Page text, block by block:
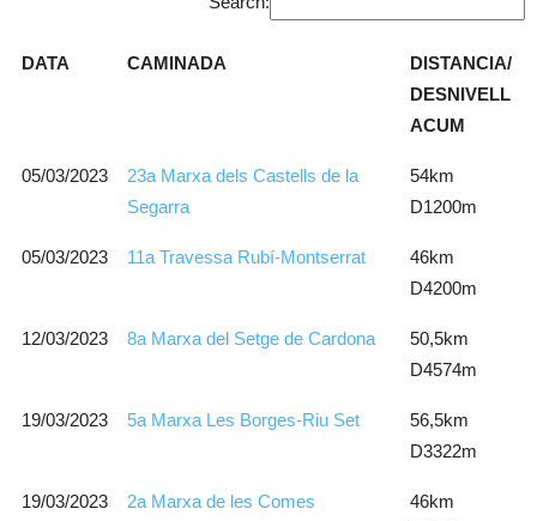
DATA CAMINADA
DISTANCIA/
DESNIVELL
ACUM
05/03/2023
23a Marxa dels Castells de la
Segarra
54km
D1200m
05/03/2023 11a Travessa Rubí-Montserrat
46km
D4200m
12/03/2023 8a Marxa del Setge de Cardona
50,5km
D4574m
19/03/2023 5a Marxa Les Borges-Riu Set
56,5km
D3322m
19/03/2023 2a Marxa de les Comes
46km